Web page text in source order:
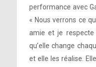
performance avec
« Nous verrons ce
amie et je respecte
qu’elle change
et elle les réalise.